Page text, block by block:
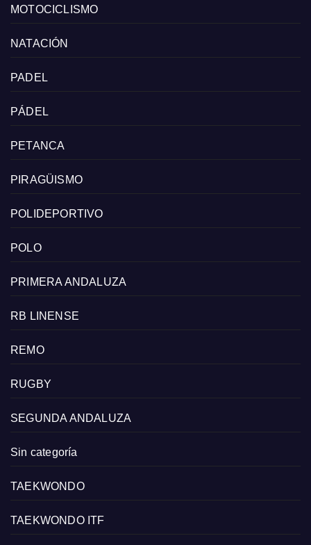
MOTOCICLISMO
NATACIÓN
PADEL
PÁDEL
PETANCA
PIRAGÜISMO
POLIDEPORTIVO
POLO
PRIMERA ANDALUZA
RB LINENSE
REMO
RUGBY
SEGUNDA ANDALUZA
Sin categoría
TAEKWONDO
TAEKWONDO ITF